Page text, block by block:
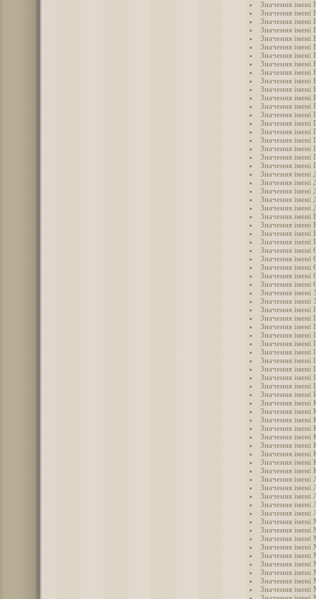
Значення імені
Значення імені
Значення імені
Значення імені
Значення імені
Значення імені
Значення імені
Значення імені
Значення імені
Значення
Значення імені
Значення імені
Значення імені
Значення імені
Значення імені
Значення імені
Значення імені
Значення імені
Значення імені
Значення імені
Значення імені
Значення імені
Значення імені
Значення імені
Значення імені
Значення імені
Значення імені
Значення імені
Значення імені
Значення імені
Значення імені
Значення імені
Значення імені
Значення імені
Значення імені
Значення імені
Значення імені
Значення імені
Значення імені
Значення імені
Значення імені
Значення імені
Значення імені
Значення імені
Значення імені
Значення імені
Значення імені
Значення імені
Значення імені
Значення імені
Значення імені
Значення імені
Значення імені
Значення імені
Значення імені
Значення імені
Значення імені
Значення імені
Значення імені
Значення імені
Значення імені
Значення імені
Значення імені
Значення імені
Значення імені
Значення імені
Значення імені
Значення імені
Значення
Значення